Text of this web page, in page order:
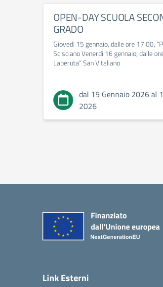
OPEN-DAY SCUOLA
GRADO
Giovedì 15 gennaio, dalle ore 17:00,
Scisciano Venerdì 16 gennaio, dalle
Laperuta” San Vitaliano
dal 15 Gennaio 2026 al
2026
Link Esterni